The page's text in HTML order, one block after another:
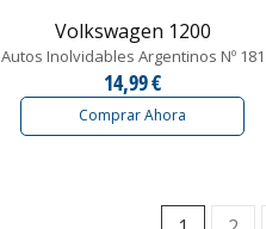
Volkswagen 1200
Autos Inolvidables Argentinos Nº 181
14,99 €
Comprar Ahora